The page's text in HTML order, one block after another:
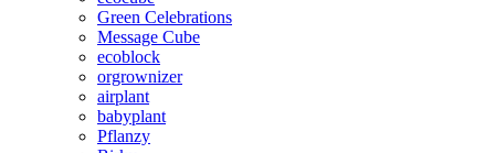
Green Celebrations
Message Cube
ecoblock
orgrownizer
airplant
babyplant
Pflanzy